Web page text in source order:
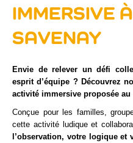
IMMERSIVE À
SAVENAY
Envie de relever un défi
esprit d’équipe ? Découvrez
activité immersive proposée
Conçue pour les familles,
cette activité ludique et
l’observation, votre logique et